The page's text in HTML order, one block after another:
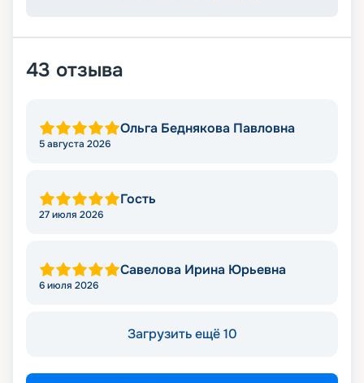
43 отзыва
Ольга Беднякова Павловна
5 августа 2026
Гость
27 июля 2026
Савелова Ирина Юрьевна
6 июля 2026
Загрузить ещё 10